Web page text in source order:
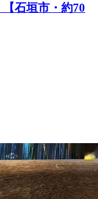
【石垣市・約70